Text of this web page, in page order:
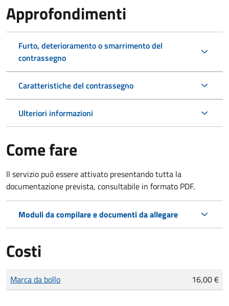
Approfondimenti
Furto, deterioramento o smarrimento del
contrassegno
Caratteristiche del contrassegno
Ulteriori informazioni
Come fare
Il servizio può essere attivato presentando tutta la
documentazione prevista, consultabile in formato PDF.
Moduli da compilare e documenti da allegare
Costi
Tipo di pagamento
Importo
Marca da bollo 16,00 €